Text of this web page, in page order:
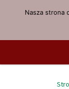
Przejdź do treści
Nasza strona